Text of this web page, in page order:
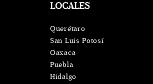
LOCALES
Querétaro
San Luis Potosí
Oaxaca
Puebla
Hidalgo